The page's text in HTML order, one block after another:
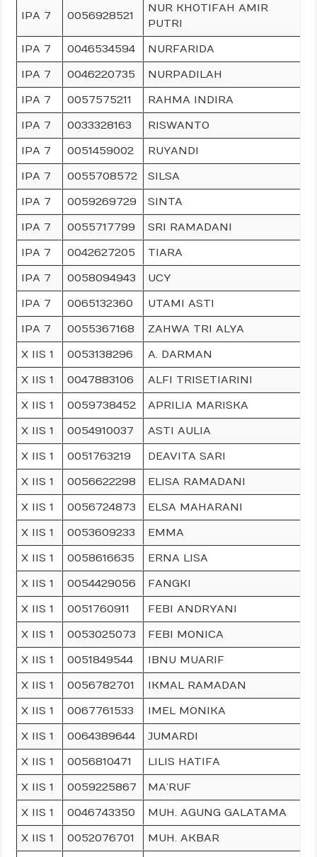
IPA 7 0056928521
NUR KHOTIFAH AMIR
PUTRI
IPA 7
0046534594
NURFARIDA
IPA 7
0046220735
NURPADILAH
IPA 7
0057575211
RAHMA INDIRA
IPA 7
0033328163
RISWANTO
IPA 7
0051459002
RUYANDI
IPA 7
0055708572
SILSA
IPA 7
0059269729
SINTA
IPA 7
0055717799
SRI RAMADANI
IPA 7
0042627205
TIARA
IPA 7
0058094943
UCY
IPA 7
0065132360
UTAMI ASTI
IPA 7
0055367168
ZAHWA TRI ALYA
X IIS 1
0053138296
A. DARMAN
X IIS 1
0047883106
ALFI TRISETIARINI
X IIS 1
0059738452
APRILIA MARISKA
X IIS 1
0054910037
ASTI AULIA
X IIS 1
0051763219
DEAVITA SARI
X IIS 1
0056622298
ELISA RAMADANI
X IIS 1
0056724873
ELSA MAHARANI
X IIS 1
0053609233
EMMA
X IIS 1
0058616635
ERNA LISA
X IIS 1
0054429056
FANGKI
X IIS 1
0051760911
FEBI ANDRYANI
X IIS 1
0053025073
FEBI MONICA
X IIS 1
0051849544
IBNU MUARIF
X IIS 1
0056782701
IKMAL RAMADAN
X IIS 1
0067761533
IMEL MONIKA
X IIS 1
0064389644
JUMARDI
X IIS 1
0056810471
LILIS HATIFA
X IIS 1
0059225867
MA’RUF
X IIS 1
0046743350
MUH. AGUNG GALATAMA
X IIS 1
0052076701
MUH. AKBAR